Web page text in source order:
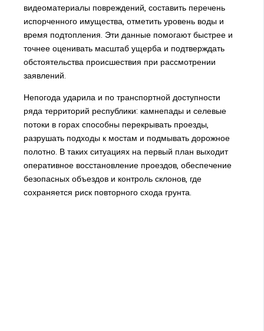
видеоматериалы повреждений, составить перечень
испорченного имущества, отметить уровень воды и
время подтопления. Эти данные помогают быстрее и
точнее оценивать масштаб ущерба и подтверждать
обстоятельства происшествия при рассмотрении
заявлений.
Непогода ударила и по транспортной доступности
ряда территорий республики: камнепады и селевые
потоки в горах способны перекрывать проезды,
разрушать подходы к мостам и подмывать дорожное
полотно. В таких ситуациях на первый план выходит
оперативное восстановление проездов, обеспечение
безопасных объездов и контроль склонов, где
сохраняется риск повторного схода грунта.